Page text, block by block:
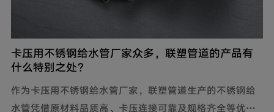
卡压用不锈钢给水管厂家众多，联塑管道的产品有
什么特别之处？
作为卡压用不锈钢给水管厂家，联塑管道生产的不锈钢给
水管凭借原材料品质高、卡压连接可靠及规格齐全等优